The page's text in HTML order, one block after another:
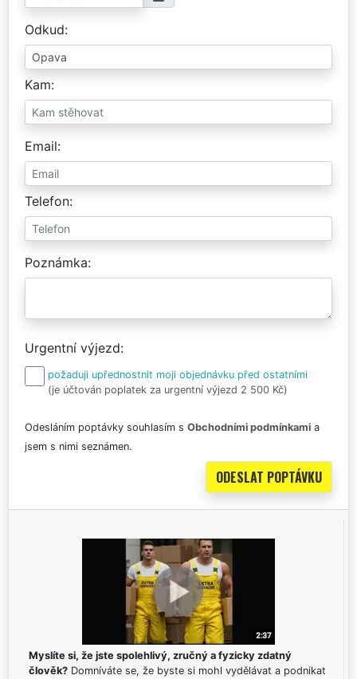
Odkud
Kam
Email
Telefon
Poznámka
Urgentní výjezd
požaduji upřednostnit moji objednávku před ostatními
(je účtován poplatek za urgentní výjezd 2 500 Kč)
Odesláním poptávky souhlasím s Obchodními podmínkami a
jsem s nimi seznámen.
Myslíte si, že jste spolehlivý, zručný a fyzicky zdatný
člověk? Domníváte se, že byste si mohl vydělávat a podnikat